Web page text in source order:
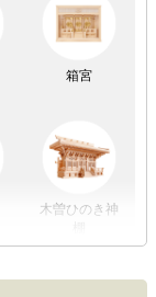
木・竹製
一対セット
箱宮
木曽ひのき神